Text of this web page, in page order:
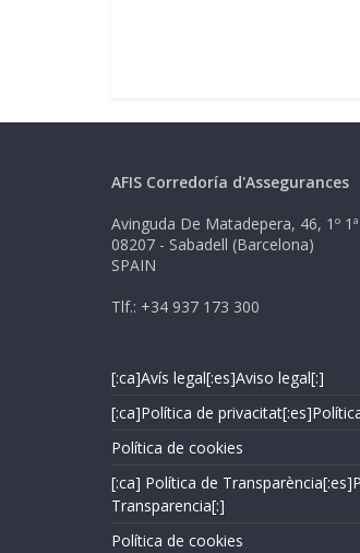
AFIS Corredoría d'Assegurances
Avinguda De Matadepera, 46, 1º 1ª
08207 - Sabadell (Barcelona)
SPAIN
Tlf.: +34 937 173 300
[:ca]Avís legal[:es]Aviso legal[:]
[:ca]Política de
Política de cookies
[:ca] Política de
Transparencia[:]
Política de cookies